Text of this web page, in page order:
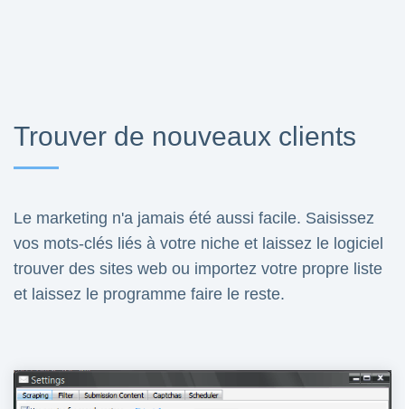
Trouver de nouveaux clients
Le marketing n'a jamais été aussi facile. Saisissez
vos mots-clés liés à votre niche et laissez le logiciel
trouver des sites web ou importez votre propre liste
et laissez le programme faire le reste.